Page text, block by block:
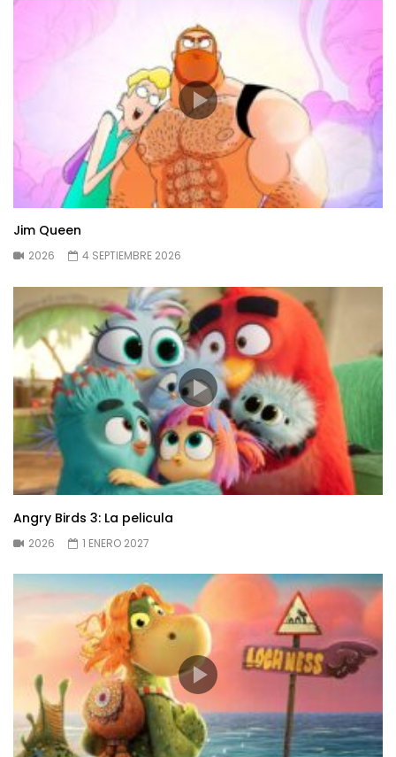
Jim Queen
2026 4 SEPTIEMBRE 2026
Angry Birds 3: La pelicula
2026 1 ENERO 2027